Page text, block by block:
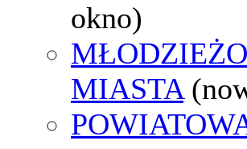
okno)
MIASTA